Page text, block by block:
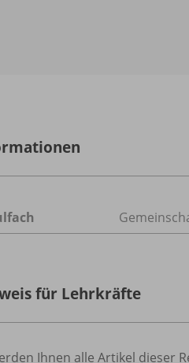
für Lehrkräfte
Ihnen alle Artikel dieser